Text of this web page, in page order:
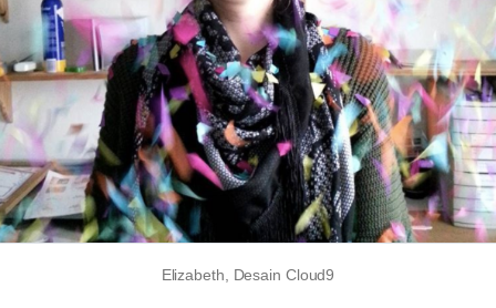
Elizabeth, Desain Cloud9